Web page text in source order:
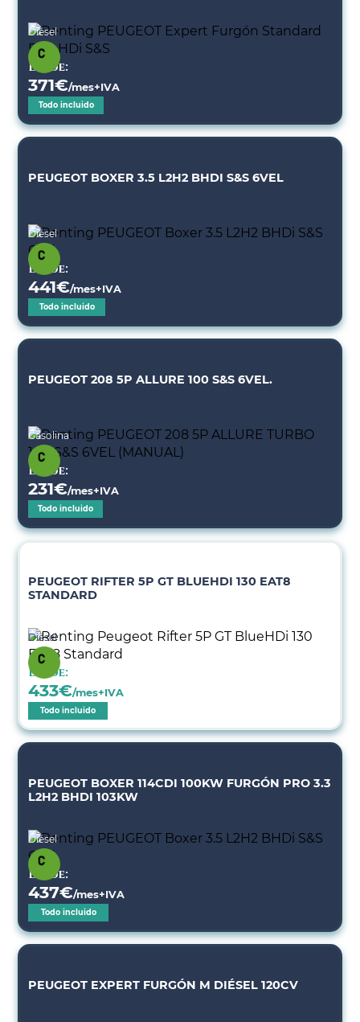
Diésel
Desde:
371€/mes+IVA
Todo incluido
PEUGEOT BOXER 3.5 L2H2 BHDI S&S 6VEL
Diésel
Desde:
441€/mes+IVA
Todo incluido
PEUGEOT 208 5P ALLURE 100 S&S 6VEL.
Gasolina
Desde:
231€/mes+IVA
Todo incluido
PEUGEOT RIFTER 5P GT BLUEHDI 130 EAT8
STANDARD
Diésel
Desde:
433€/mes+IVA
Todo incluido
PEUGEOT BOXER 114CDI 100KW FURGÓN PRO 3.3
L2H2 BHDI 103KW
Diésel
Desde:
437€/mes+IVA
Todo incluido
PEUGEOT EXPERT FURGÓN M DIÉSEL 120CV